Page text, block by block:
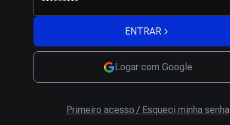
ENTRAR
Logar com Google
Primeiro acesso / Esqueci minha senha